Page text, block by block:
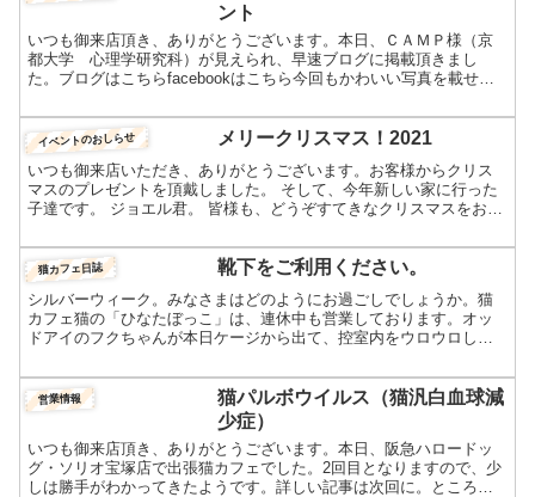
ント
いつも御来店頂き、ありがとうございます。本日、ＣＡＭＰ様（京
都大学 心理学研究科）が見えられ、早速ブログに掲載頂きまし
た。ブログはこちらfacebookはこちら今回もかわいい写真を載せて
イベントのおしらせ メリークリスマス！2021
いつも御来店いただき、ありがとうございます。お客様からクリス
マスのプレゼントを頂戴しました。 そして、今年新しい家に行った
子達です。 ジョエル君。 皆様も、どうぞすてきなクリスマスをお過
猫カフェ日誌 靴下をご利用ください。
シルバーウィーク。みなさまはどのようにお過ごしでしょうか。猫
カフェ猫の「ひなたぼっこ」は、連休中も営業しております。オッ
ドアイのフクちゃんが本日ケージから出て、控室内をウロウロして
９...
営業情報
猫パルボウイルス（猫汎白血球減
少症）
いつも御来店頂き、ありがとうございます。本日、阪急ハロードッ
グ・ソリオ宝塚店で出張猫カフェでした。2回目となりますので、少
しは勝手がわかってきたようです。詳しい記事は次回に。ところ